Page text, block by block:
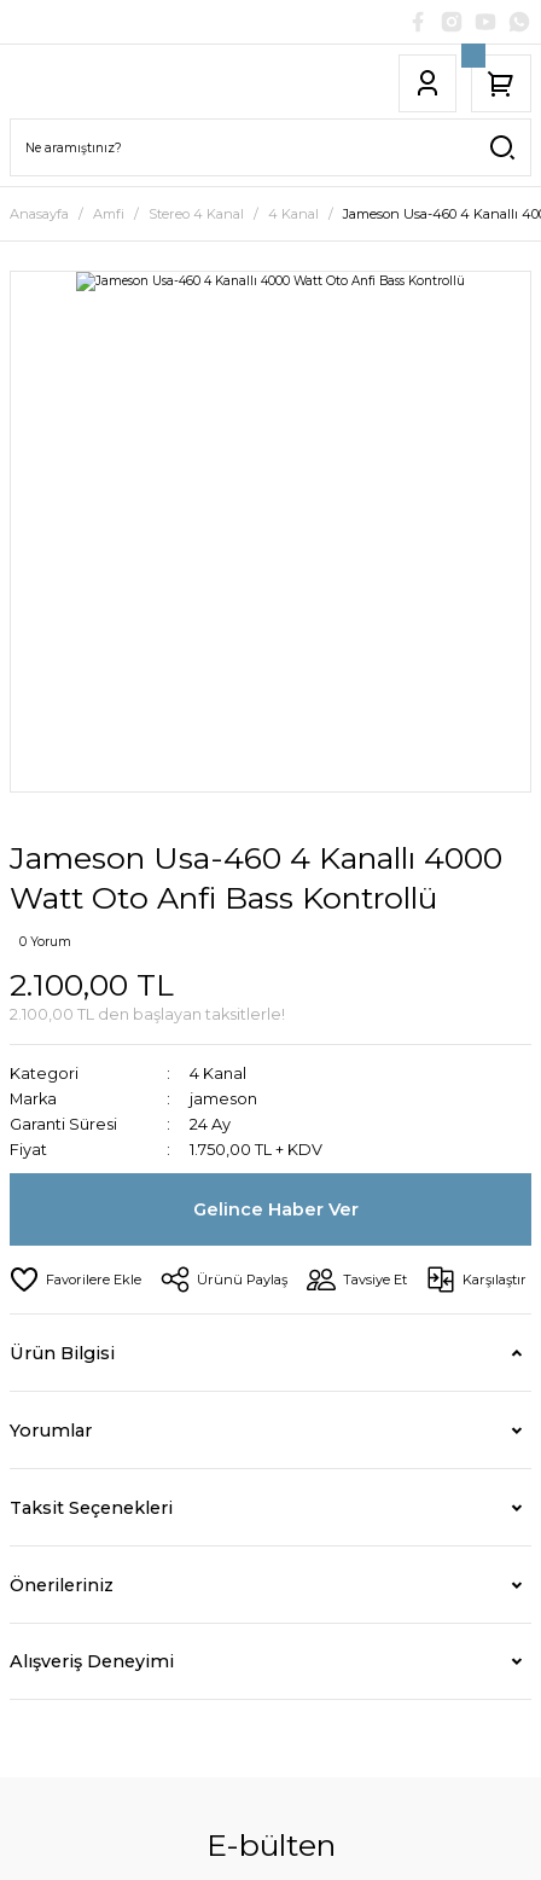
Anasayfa Amfi Stereo 4 Kanal 4 Kanal Jameson Usa-460 4 Kanallı
Jameson Usa-460 4 Kanallı 4000
Watt Oto Anfi Bass Kontrollü
0 Yorum
2.100,00 TL
2.100,00 TL den başlayan taksitlerle!
Kategori
4 Kanal
Marka
jameson
Garanti Süresi
24 Ay
Fiyat
1.750,00 TL + KDV
Gelince Haber Ver
Ürünü Paylaş Tavsiye Et Karşılaştır
Ürün Bilgisi
Yorumlar
Taksit Seçenekleri
Önerileriniz
Alışveriş Deneyimi
E-bülten